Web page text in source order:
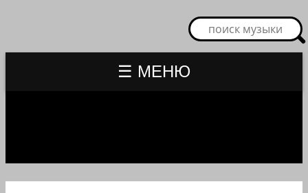
☰ МЕНЮ